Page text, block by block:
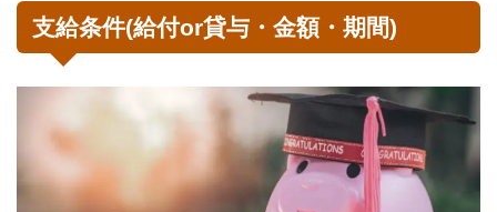
支給条件(給付or貸与・金額・期間)